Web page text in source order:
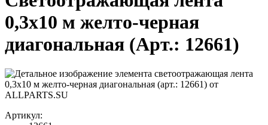
0,3х10 м желто-черная
диагональная (Арт.: 12661)
Артикул: